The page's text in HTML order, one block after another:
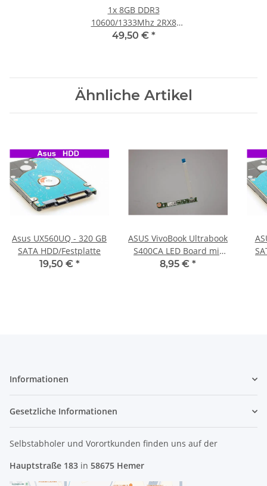
1x 8GB DDR3
10600/1333Mhz 2RX8
Notebook SO-DIMM RAM
49,50 € *
Ähnliche Artikel
Asus UX560UQ - 320 GB
SATA HDD/Festplatte
19,50 € *
ASUS VivoBook Ultrabook
S400CA LED Board mit
Kabel 36JX7LB0000
8,95 € *
Informationen
Gesetzliche Informationen
Selbstabholer und Vorortkunden finden uns auf der
Hauptstraße 183 in 58675 Hemer